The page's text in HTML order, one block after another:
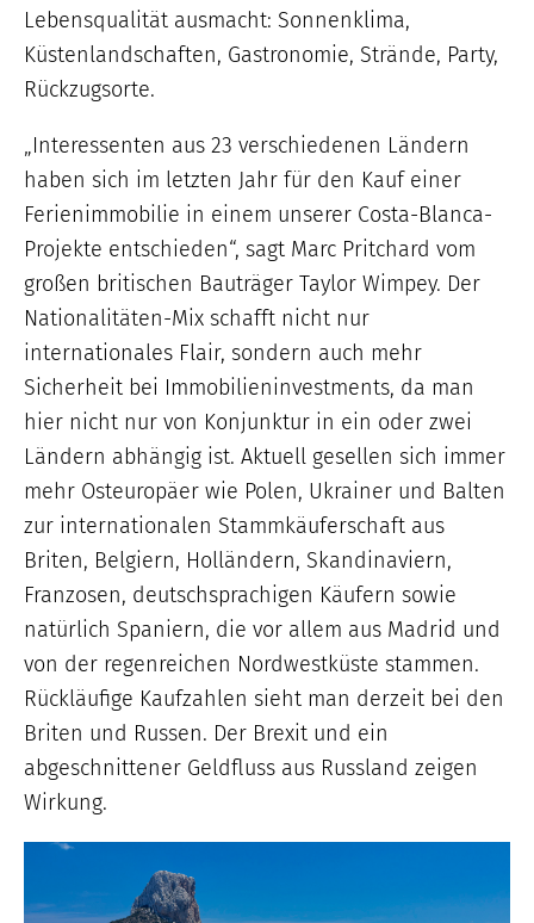
Lebensqualität ausmacht: Sonnenklima,
Küstenlandschaften, Gastronomie, Strände, Party,
Rückzugsorte.
„Interessenten aus 23 verschiedenen Ländern
haben sich im letzten Jahr für den Kauf einer
Ferienimmobilie in einem unserer Costa-Blanca-
Projekte entschieden“, sagt Marc Pritchard vom
großen britischen Bauträger Taylor Wimpey. Der
Nationalitäten-Mix schafft nicht nur
internationales Flair, sondern auch mehr
Sicherheit bei Immobilieninvestments, da man
hier nicht nur von Konjunktur in ein oder zwei
Ländern abhängig ist. Aktuell gesellen sich immer
mehr Osteuropäer wie Polen, Ukrainer und Balten
zur internationalen Stammkäuferschaft aus
Briten, Belgiern, Holländern, Skandinaviern,
Franzosen, deutschsprachigen Käufern sowie
natürlich Spaniern, die vor allem aus Madrid und
von der regenreichen Nordwestküste stammen.
Rückläufige Kaufzahlen sieht man derzeit bei den
Briten und Russen. Der Brexit und ein
abgeschnittener Geldfluss aus Russland zeigen
Wirkung.